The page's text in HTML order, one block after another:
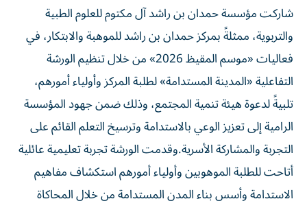
شاركت مؤسسة حمدان بن راشد آل مكتوم للعلوم الطبية
والتربوية، ممثلةً بمركز حمدان بن راشد للموهبة والابتكار، في
فعاليات «موسم المقيظ 2026» من خلال تنظيم الورشة
التفاعلية «المدينة المستدامة» لطلبة المركز وأولياء أمورهم،
تلبيةً لدعوة هيئة تنمية المجتمع، وذلك ضمن جهود المؤسسة
الرامية إلى تعزيز الوعي بالاستدامة وترسيخ التعلم القائم على
التجربة والمشاركة الأسرية.وقدمت الورشة تجربة تعليمية عائلية
أتاحت للطلبة الموهوبين وأولياء أمورهم استكشاف مفاهيم
الاستدامة وأسس بناء المدن المستدامة من خلال المحاكاة